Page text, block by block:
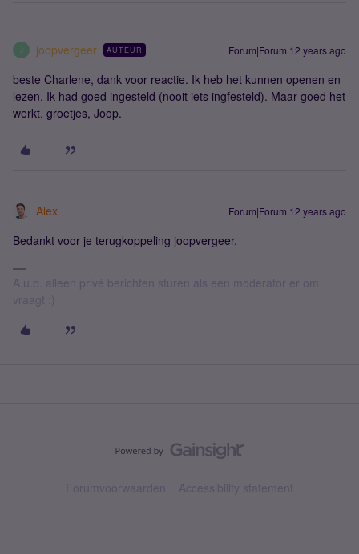
J joopvergeer AUTEUR Forum|Forum|12 years ago
beste Charlene, dank voor reactie. Ik heb het kunnen openen en
lezen. Ik had goed ingesteld (nooit iets ingfesteld). Maar goed het
werkt. groetjes, Joop.
Alex Forum|Forum|12 years ago
Bedankt voor je terugkoppeling joopvergeer.
A.u.b. alleen privé berichten sturen als een moderator er om
vraagt :)
Forumvoorwaarden Accessibility statement